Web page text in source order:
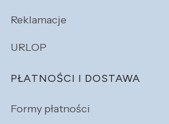
Reklamacje
URLOP
PŁATNOŚCI I DOSTAWA
Formy płatności